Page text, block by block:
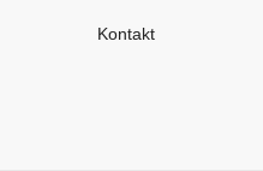
Kontakt